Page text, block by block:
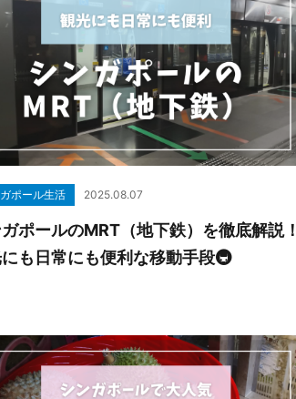
ポール生活 2025.08.07
ポールのMRT（地下鉄）を徹底解説
も日常にも便利な移動手段🚇